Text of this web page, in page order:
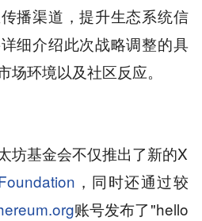
播渠道，提升生态系统信
细介绍此次战略调整的具
环境以及社区反应。
坊基金会不仅推出了新的X
，同时还通过较
账号发布了"hello